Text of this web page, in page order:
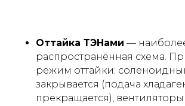
Оттайка ТЭНами —
распространённая схема.
режим оттайки:
закрывается (подача
прекращается), вентиляторы